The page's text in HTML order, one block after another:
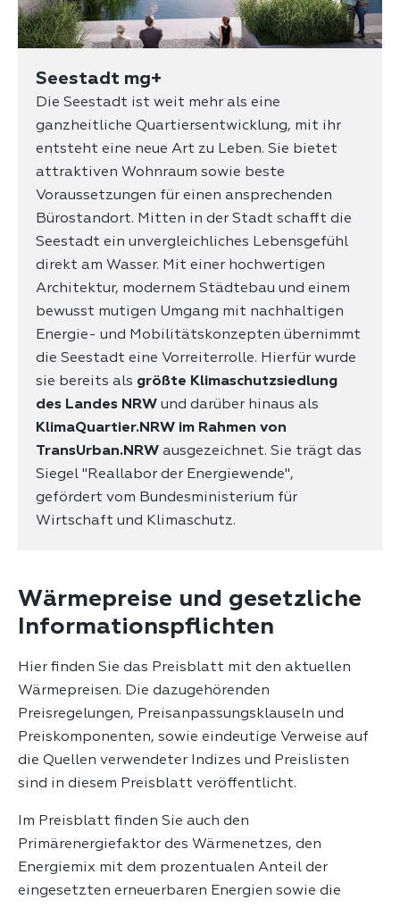
Seestadt mg+
Die Seestadt ist weit mehr als eine
ganzheitliche Quartiersentwicklung, mit ihr
entsteht eine neue Art zu Leben. Sie bietet
attraktiven Wohnraum sowie beste
Voraussetzungen für einen ansprechenden
Bürostandort. Mitten in der Stadt schafft die
Seestadt ein unvergleichliches Lebensgefühl
direkt am Wasser. Mit einer hochwertigen
Architektur, modernem Städtebau und einem
bewusst mutigen Umgang mit nachhaltigen
Energie- und Mobilitätskonzepten übernimmt
die Seestadt eine Vorreiterrolle. Hierfür wurde
sie bereits als größte Klimaschutzsiedlung
des Landes NRW und darüber hinaus als
KlimaQuartier.NRW im Rahmen von
TransUrban.NRW ausgezeichnet. Sie trägt das
Siegel "Reallabor der Energiewende",
gefördert vom Bundesministerium für
Wirtschaft und Klimaschutz.
Wärmepreise und gesetzliche
Informationspflichten
Hier finden Sie das Preisblatt mit den aktuellen
Wärmepreisen. Die dazugehörenden
Preisregelungen, Preisanpassungsklauseln und
Preiskomponenten, sowie eindeutige Verweise auf
die Quellen verwendeter Indizes und Preislisten
sind in diesem Preisblatt veröffentlicht.
Im Preisblatt finden Sie auch den
Primärenergiefaktor des Wärmenetzes, den
Energiemix mit dem prozentualen Anteil der
eingesetzten erneuerbaren Energien sowie die